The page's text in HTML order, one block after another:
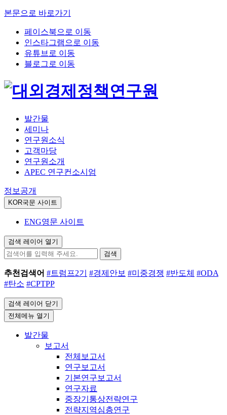
본문으로 바로가기
페이스북으로 이동
인스타그램으로 이동
유튜브로 이동
블로그로 이동
발간물
세미나
연구원소식
고객마당
연구원소개
APEC 연구컨소시엄
정보공개
KOR국문 사이트
ENG영문 사이트
검색 레이어 열기
검색
추천검색어 #트럼프2기 #경제안보 #미중경쟁 #반도체 #ODA
#탄소 #CPTPP
검색 레이어 닫기
전체메뉴 열기
발간물
보고서
전체보고서
연구보고서
기본연구보고서
연구자료
중장기통상전략연구
전략지역심층연구